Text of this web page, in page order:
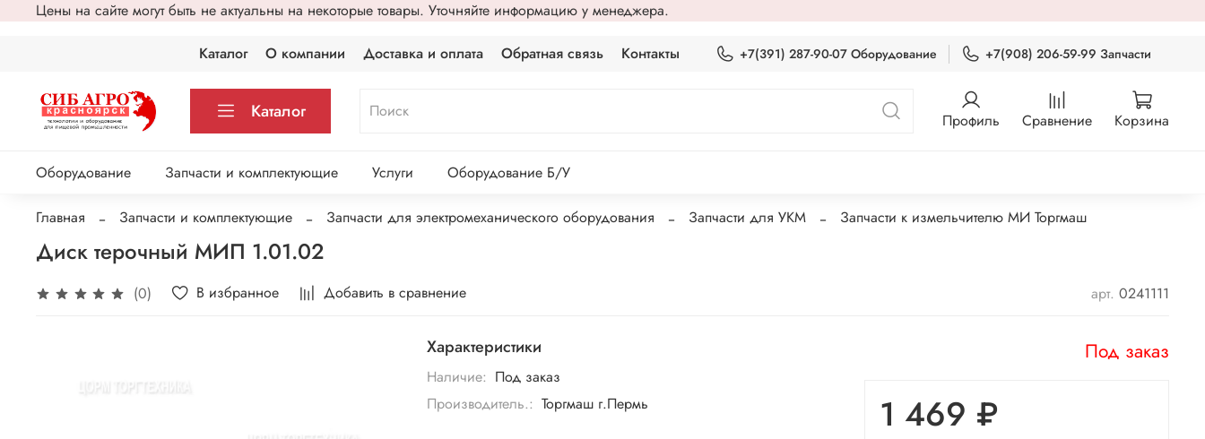
Цены на сайте могут быть не актуальны на некоторые товары. Уточняйте информацию у менеджера.
Каталог О компании Доставка и оплата Обратная связь Контакты +7(391) 287-90-07 Оборудование +7(908) 206-59-99 Запчасти
Каталог Профиль Сравнение Корзина
Оборудование Запчасти и комплектующие Услуги Оборудование Б/У
Главная Запчасти и комплектующие Запчасти для электромеханического оборудования Запчасти для УКМ Запчасти к измельчителю МИ Торгмаш
Диск терочный МИП 1.01.02
(0) В избранное Добавить в сравнение арт. 0241111
Характеристики
Наличие: Под заказ
Производитель.: Торгмаш г.Пермь
Под заказ
1 469 ₽